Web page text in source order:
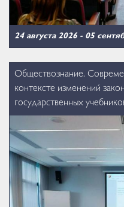
24 августа 2026 - 05
Обществознание.
контексте изменений
государственных